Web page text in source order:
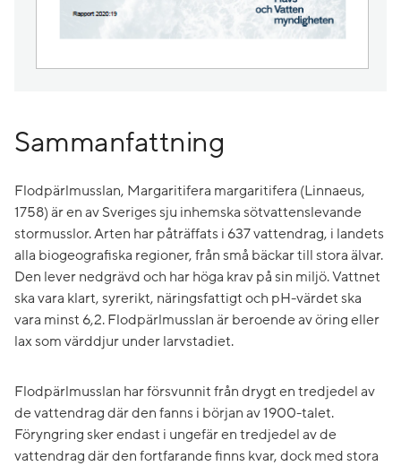
Sammanfattning
Flodpärlmusslan, Margaritifera margaritifera (Linnaeus,
1758) är en av Sveriges sju inhemska sötvattenslevande
stormusslor. Arten har påträffats i 637 vattendrag, i landets
alla biogeografiska regioner, från små bäckar till stora älvar.
Den lever nedgrävd och har höga krav på sin miljö. Vattnet
ska vara klart, syrerikt, näringsfattigt och pH-värdet ska
vara minst 6,2. Flodpärlmusslan är beroende av öring eller
lax som värddjur under larvstadiet.
Flodpärlmusslan har försvunnit från drygt en tredjedel av
de vattendrag där den fanns i början av 1900-talet.
Föryngring sker endast i ungefär en tredjedel av de
vattendrag där den fortfarande finns kvar, dock med stora